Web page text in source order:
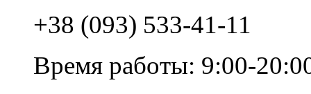
+38 (093) 533-41-11
Время работы: 9:00-